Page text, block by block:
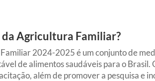
da Agricultura Familiar?
2024-2025 é um conjunto de
de alimentos saudáveis para o
além de promover a pesquisa e